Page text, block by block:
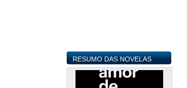
RESUMO DAS NOVELAS